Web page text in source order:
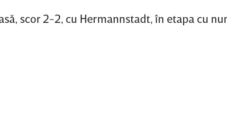
scor 2-2, cu Hermannstadt, în etapa cu